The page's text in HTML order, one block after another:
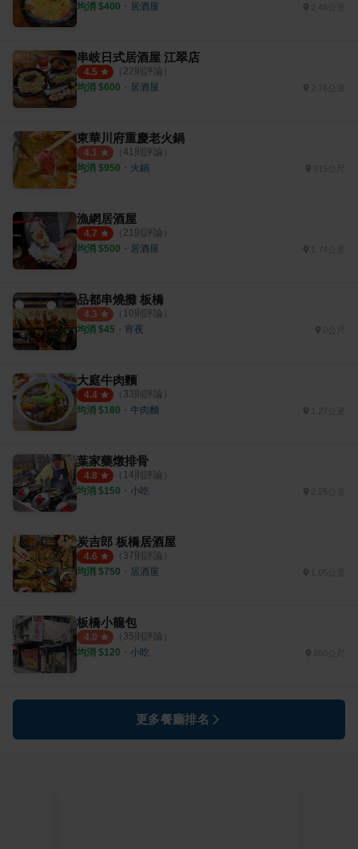
均消 $400 ・ 居酒屋 2.46公里
串岐日式居酒屋 江翠店
4.5 （ 22則評論）
均消 $600 ・ 居酒屋
東華川府重慶老火鍋
4.1 （ 41則評論）
均消 $950 ・ 火鍋 915公尺
漁網居酒屋
4.7 （ 21則評論）
均消 $500 ・ 居酒屋 1.74公里
品都串燒攤 板橋
4.3 （ 10則評論）
均消 $45 ・ 宵夜
大庭牛肉麵
4.4 （ 33則評論）
均消 $180 ・ 牛肉麵
葉家藥燉排骨
4.8 （ 14則評論）
均消 $150 ・ 小吃 2.25公里
炭吉郎 板橋居酒屋
4.6 （ 37則評論）
均消 $750 ・ 居酒屋 1.05公里
板橋小籠包
4.0 （ 35則評論）
均消 $120 ・ 小吃 850公尺
更多餐廳排名